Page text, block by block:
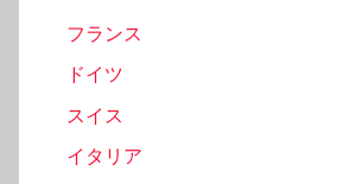
フランス
ドイツ
スイス
イタリア